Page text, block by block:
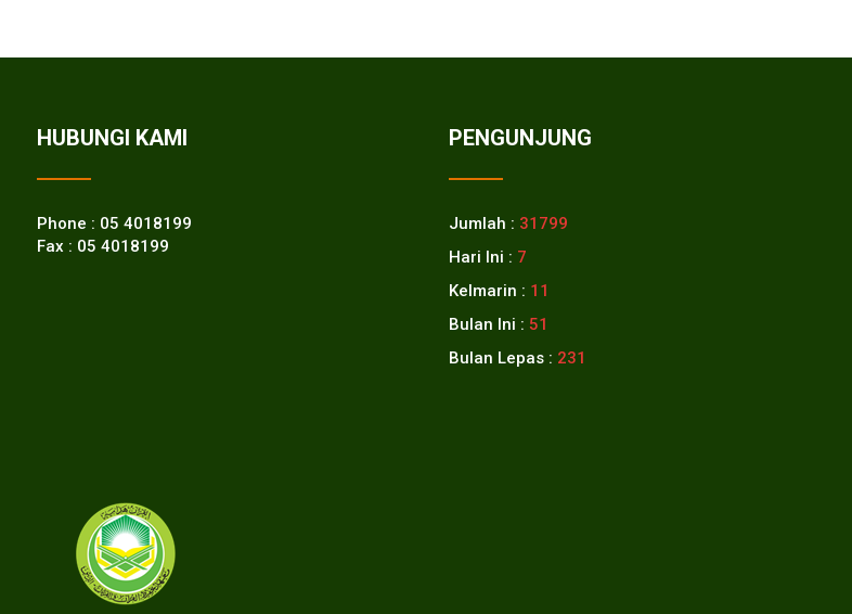
HUBUNGI KAMI
Phone : 05 4018199
Fax : 05 4018199
PENGUNJUNG
Jumlah : 31799
Hari Ini : 7
Kelmarin : 11
Bulan Ini : 51
Bulan Lepas : 231